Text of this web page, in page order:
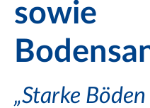
sowie
„Starke